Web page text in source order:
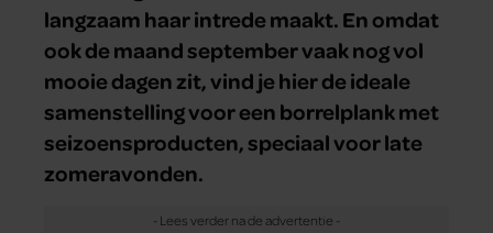
langzaam haar intrede maakt. En omdat
ook de maand september vaak nog vol
mooie dagen zit, vind je hier de ideale
samenstelling voor een borrelplank met
seizoensproducten, speciaal voor late
zomeravonden.